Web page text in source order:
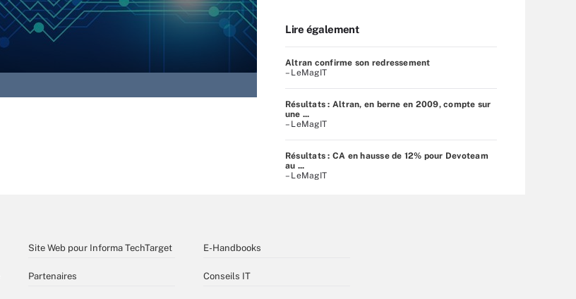
Lire également
Altran confirme son redressement
– LeMagIT
Résultats : Altran, en berne en 2009, compte sur
une ...
– LeMagIT
Résultats : CA en hausse de 12% pour Devoteam
au ...
– LeMagIT
Site Web pour Informa TechTarget
Partenaires
E-Handbooks
Conseils IT